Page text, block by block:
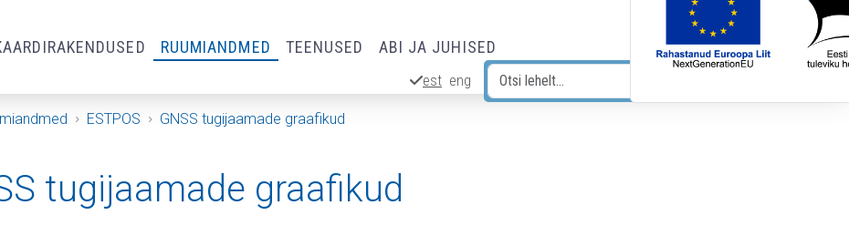
RUUMIANDMED TEENUSED ABI JA JUHISED
est eng
ESTPOS GNSS tugijaamade graafikud
tugijaamade graafikud